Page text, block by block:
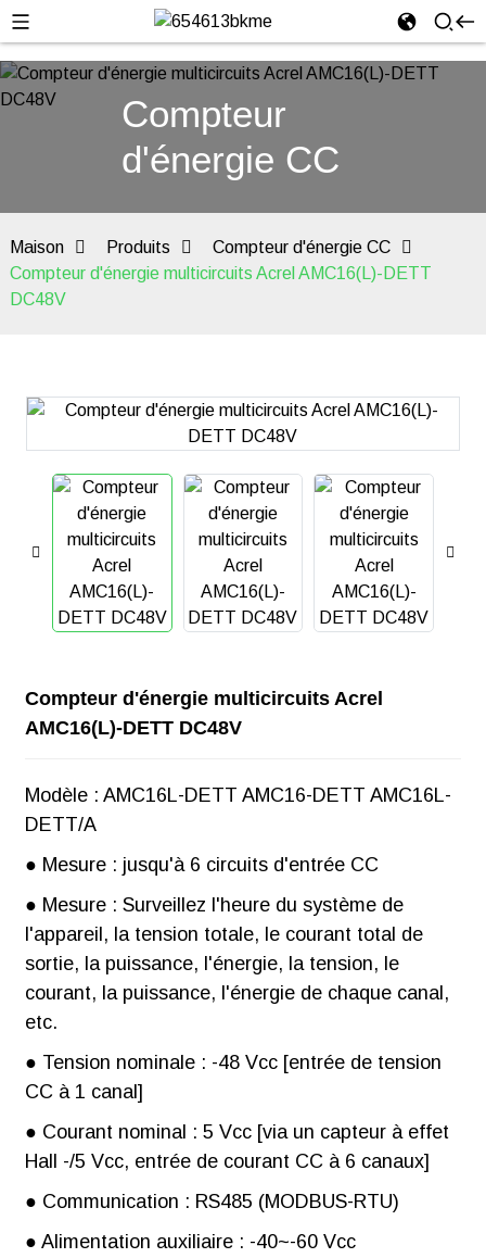
Compteur
d'énergie CC
Maison Produits
Compteur d'énergie CC
Compteur d'énergie multicircuits Acrel AMC16(L)-DETT
DC48V
Compteur d'énergie multicircuits Acrel
AMC16(L)-DETT DC48V
Modèle : AMC16L-DETT AMC16-DETT AMC16L-
DETT/A
● Mesure : jusqu'à 6 circuits d'entrée CC
● Mesure : Surveillez l'heure du système de
l'appareil, la tension totale, le courant total de
sortie, la puissance, l'énergie, la tension, le
courant, la puissance, l'énergie de chaque canal,
etc.
● Tension nominale : -48 Vcc [entrée de tension
CC à 1 canal]
● Courant nominal : 5 Vcc [via un capteur à effet
Hall -/5 Vcc, entrée de courant CC à 6 canaux]
● Communication : RS485 (MODBUS-RTU)
● Alimentation auxiliaire : -40~-60 Vcc